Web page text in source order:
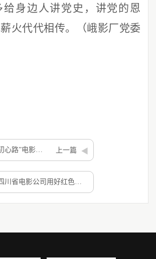
给身边人讲党史，讲党的恩
火代代相传。
（峨影厂党委
上一篇